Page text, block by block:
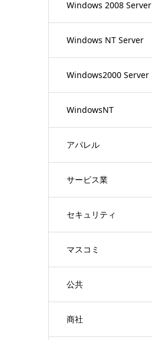
Windows 2008 Server
Windows NT Server
Windows2000 Server
WindowsNT
アパレル
サービス業
セキュリティ
マスコミ
公共
商社